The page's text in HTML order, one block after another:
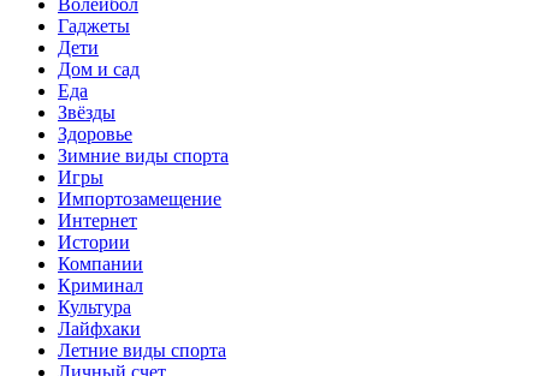
Гаджеты
Дети
Дом и сад
Еда
Звёзды
Здоровье
Зимние виды спорта
Игры
Импортозамещение
Интернет
Истории
Компании
Криминал
Культура
Лайфхаки
Летние виды спорта
Личный счет